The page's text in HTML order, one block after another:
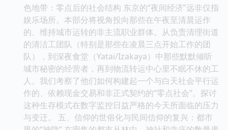
色地带：零点后的社会结构 东京的“夜间经济”远非仅指
娱乐场所。本部分将视角投向那些在午夜至清晨运作
的、维持城市运转的非主流职业群体。从负责清理街道
的清洁工团队（特别是那些在凌晨三点开始工作的团
队），到深夜食堂（Yatai/Izakaya）中那些默默倾听
城市秘密的经营者，再到物流转运中心里不眠不休的工
人。我们考察了他们如何构建起一个与白天社会平行运
作的、依赖现金交易和非正式契约的“零点社会”。探讨
这种生存模式在数字监控日益严格的今天所面临的压力
与变迁。 五、信仰的世俗化与民间信仰的复兴：都市